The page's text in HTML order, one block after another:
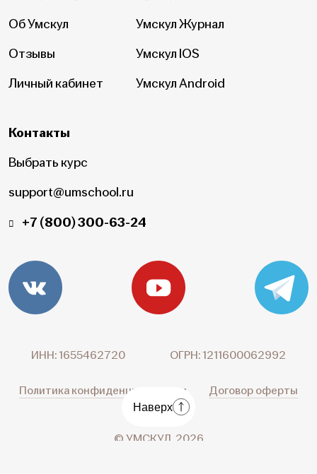
Об Умскул
Отзывы
Личный кабинет
Умскул Журнал
Умскул IOS
Умскул Android
Контакты
Выбрать курс
support@umschool.ru
+7 (800) 300-63-24
ИНН: 1655462720 ОГРН: 1211600062992
Политика конфиденциальности Договор оферты
© УМСКУЛ, 2026
Наверх